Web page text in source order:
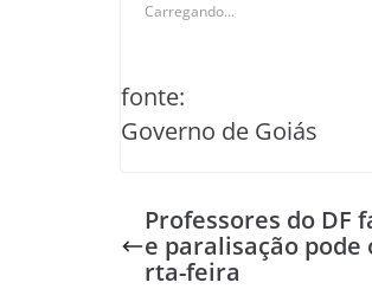
Carregando...
fonte:
Governo de Goiás
Professores do DF
e paralisação
rta-feira